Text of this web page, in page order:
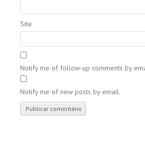
Site
Notify me of follow-up comments by
Notify me of new posts by email.